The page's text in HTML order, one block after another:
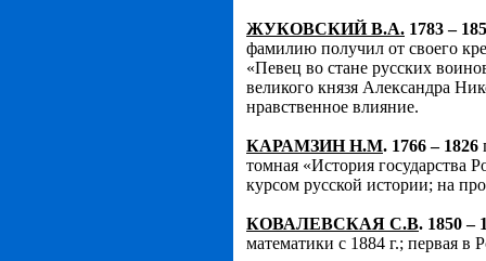
ЖУКОВСКИЙ В.А. 1783 –
фамилию получил от своего
«Певец во стане русских
великого князя Александра
нравственное влияние.
КАРАМЗИН Н.М. 1766 – 1826
томная «История государства
курсом русской истории; на
КОВАЛЕВСКАЯ С.В. 1850 –
математики с 1884 г.; первая в